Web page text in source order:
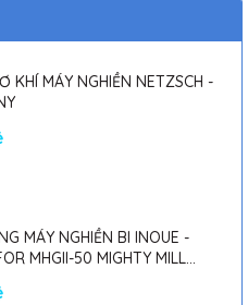
KHÍ MÁY NGHIỀN NETZSCH -
MÁY NGHIỀN BI INOUE -
50 MIGHTY MILL